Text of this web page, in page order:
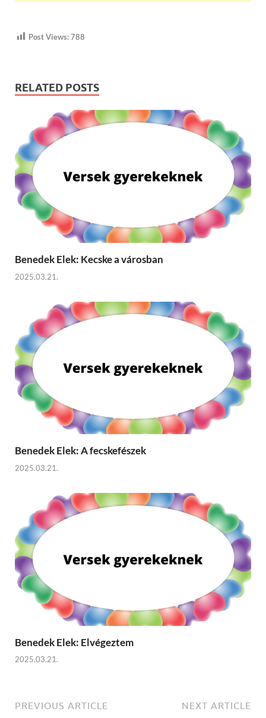
Post Views:788
RELATED POSTS
Benedek Elek: Kecske a városban
2025.03.21.
Benedek Elek: A fecskefészek
2025.03.21.
Benedek Elek: Elvégeztem
2025.03.21.
PREVIOUS ARTICLE NEXT ARTICLE